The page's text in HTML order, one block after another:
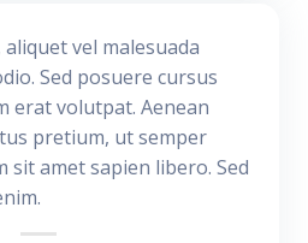
vel malesuada
Sed posuere cursus
erat volutpat. Aenean
pretium, ut semper
sit amet sapien libero. Sed